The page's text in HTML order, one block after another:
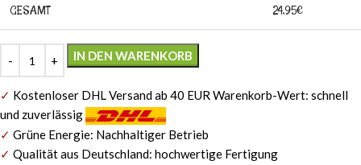
GESAMT 24,95€
IN DEN WARENKORB
✓ Kostenloser DHL Versand ab 40 EUR Warenkorb-Wert: schnell
und zuverlässig
✓ Grüne Energie: Nachhaltiger Betrieb
✓ Qualität aus Deutschland: hochwertige Fertigung